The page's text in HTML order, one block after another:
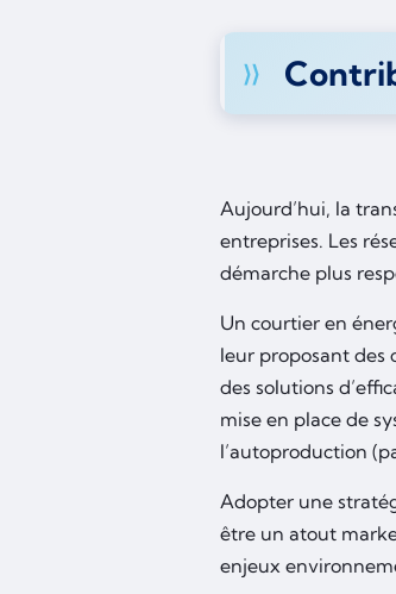
Aujourd’hui, la
entreprises. Les
démarche plus
Un courtier en
leur proposant des
des solutions
mise en place de
l’autoproduction
Adopter une
être un atout
enjeux